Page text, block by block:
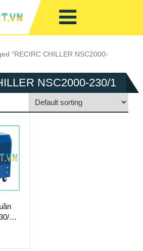
“RECIRC CHILLER NSC2000-
NSC2000-230/1
1 –